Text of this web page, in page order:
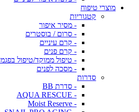
מוצרי טיפוח
קטגוריות
- מסיר איפור
- סרום / בוסטרים
- קרם עיניים
- קרם פנים
- טיפול ממוקד/טיפול
- מסכה לפנים
סדרות
- סדרת BB
- AQUA RESCUE
- Moist Reserve